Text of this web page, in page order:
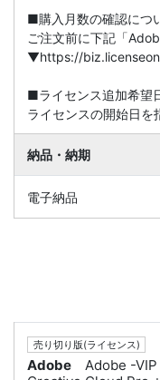
■購入月数の確認につ
ご注文前に下記「
▼https://
■ライセンス追加希望
ライセンスの開始日を
納品・納期
電子納品
売り切り版(ライセンス)
Adobe
Adobe -